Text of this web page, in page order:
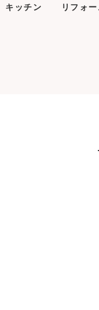
キッチン リフォ